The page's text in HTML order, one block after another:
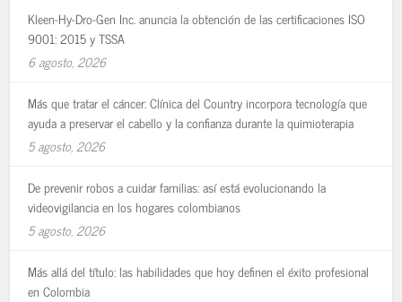
Kleen-Hy-Dro-Gen Inc. anuncia la obtención de las certificaciones ISO
9001: 2015 y TSSA
6 agosto, 2026
Más que tratar el cáncer: Clínica del Country incorpora tecnología que
ayuda a preservar el cabello y la confianza durante la quimioterapia
5 agosto, 2026
De prevenir robos a cuidar familias: así está evolucionando la
videovigilancia en los hogares colombianos
5 agosto, 2026
Más allá del título: las habilidades que hoy definen el éxito profesional
en Colombia